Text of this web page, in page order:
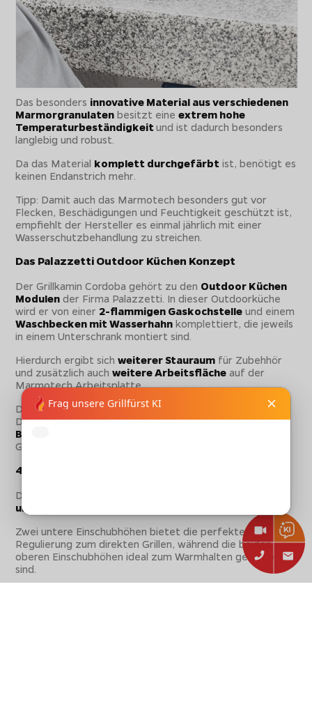
Das besonders innovative Material aus verschiedenen
Marmorgranulaten besitzt eineextrem hohe
Temperaturbeständigkeitund ist dadurch besonders
langlebig und robust.
Da das Material komplett durchgefärbt ist, benötigt es
keinen Endanstrich mehr.
Tipp: Damit auch das Marmotech besonders gut vor
Flecken, Beschädigungen und Feuchtigkeit geschützt ist,
empfiehlt der Hersteller es einmal jährlich mit einer
Wasserschutzbehandlung zu streichen.
Das Palazzetti Outdoor Küchen Konzept
Der Grillkamin Cordoba gehört zu den Outdoor Küchen
Modulen der Firma Palazzetti. In dieser Outdoorküche
wird er von einer 2-flammigen Gaskochstelle und einem
Waschbecken mit Wasserhahn komplettiert, die jeweils
in einem Unterschrank montiert sind.
Hierdurch ergibt sichweiterer Stauraum für Zubehhör
und zusätzlich auchweitere Arbeitsfläche auf der
Marmotech Arbeitsplatte.
Die Spüle und die Gaskochstelle bestehen aus
Edelstahl
Die Gaskochstelle besitztzwei getrennt regelbare
Brenner
Gesamtleistung beträgt
4-fach höhenverstellbarer Grillrost
Der Grillrost lässt sich zur Regulierung der Hitze
unterschiedlichen Höhen
Zwei untere Einschubhöhen bietet die perfekte
Regulierung zum direkten Grillen, während die beiden
oberen Einschubhöhen ideal zum Warmhalten geeignet
sind.